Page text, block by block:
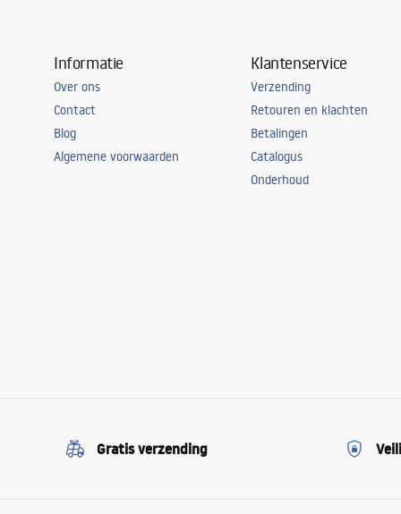
Informatie
Over ons
Contact
Blog
Algemene voorwaarden
Klantenservice
Verzending
Retouren en klachten
Betalingen
Catalogus
Onderhoud
Gratis verzending